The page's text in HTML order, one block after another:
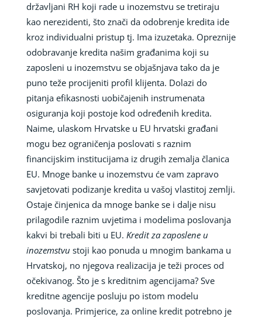
državljani RH koji rade u inozemstvu se tretiraju
kao nerezidenti, što znači da odobrenje kredita ide
kroz individualni pristup tj. Ima izuzetaka. Opreznije
odobravanje kredita našim građanima koji su
zaposleni u inozemstvu se objašnjava tako da je
puno teže procijeniti profil klijenta. Dolazi do
pitanja efikasnosti uobičajenih instrumenata
osiguranja koji postoje kod određenih kredita.
Naime, ulaskom Hrvatske u EU hrvatski građani
mogu bez ograničenja poslovati s raznim
financijskim institucijama iz drugih zemalja članica
EU. Mnoge banke u inozemstvu će vam zapravo
savjetovati podizanje kredita u vašoj vlastitoj zemlji.
Ostaje činjenica da mnoge banke se i dalje nisu
prilagodile raznim uvjetima i modelima poslovanja
kakvi bi trebali biti u EU. Kredit za zaposlene u
inozemstvu stoji kao ponuda u mnogim bankama u
Hrvatskoj, no njegova realizacija je teži proces od
očekivanog. Što je s kreditnim agencijama? Sve
kreditne agencije posluju po istom modelu
poslovanja. Primjerice, za online kredit potrebno je